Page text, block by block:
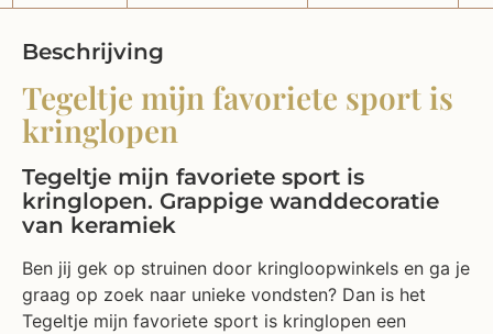
Beschrijving
Tegeltje mijn favoriete sport is
kringlopen
Tegeltje mijn favoriete sport is
kringlopen. Grappige wanddecoratie
van keramiek
Ben jij gek op struinen door kringloopwinkels en ga je
graag op zoek naar unieke vondsten? Dan is het
Tegeltje mijn favoriete sport is kringlopen een